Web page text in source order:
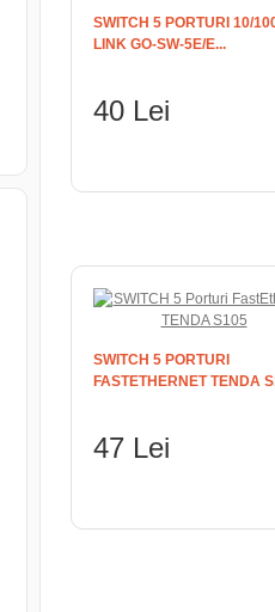
SWITCH 5 PORTURI 10/
LINK GO-SW-5E/E...
40 Lei
SWITCH 5 PORTURI
FASTETHERNET TENDA
47 Lei